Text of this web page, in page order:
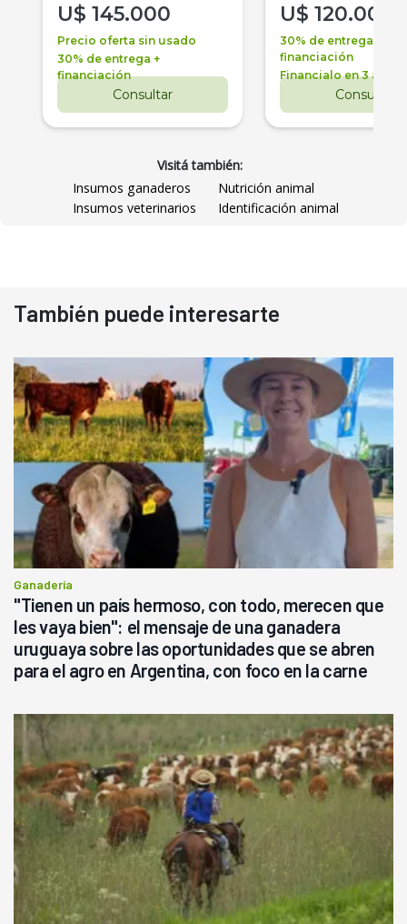
U$ 145.000
Precio oferta sin usado
30% de entrega +
financiación
Consultar
U$ 120.000
30% de entrega +
financiación
Financialo en 3 años
Consultar
Visitá también:
Insumos ganaderos
Nutrición animal
Insumos veterinarios
Identificación animal
También puede interesarte
Ganadería
"Tienen un país hermoso, con todo, merecen que
les vaya bien": el mensaje de una ganadera
uruguaya sobre las oportunidades que se abren
para el agro en Argentina, con foco en la carne